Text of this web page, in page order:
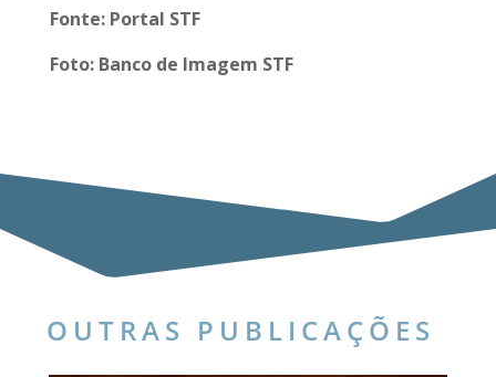
Fonte: Portal STF
Foto: Banco de Imagem STF
OUTRAS PUBLICAÇÕES